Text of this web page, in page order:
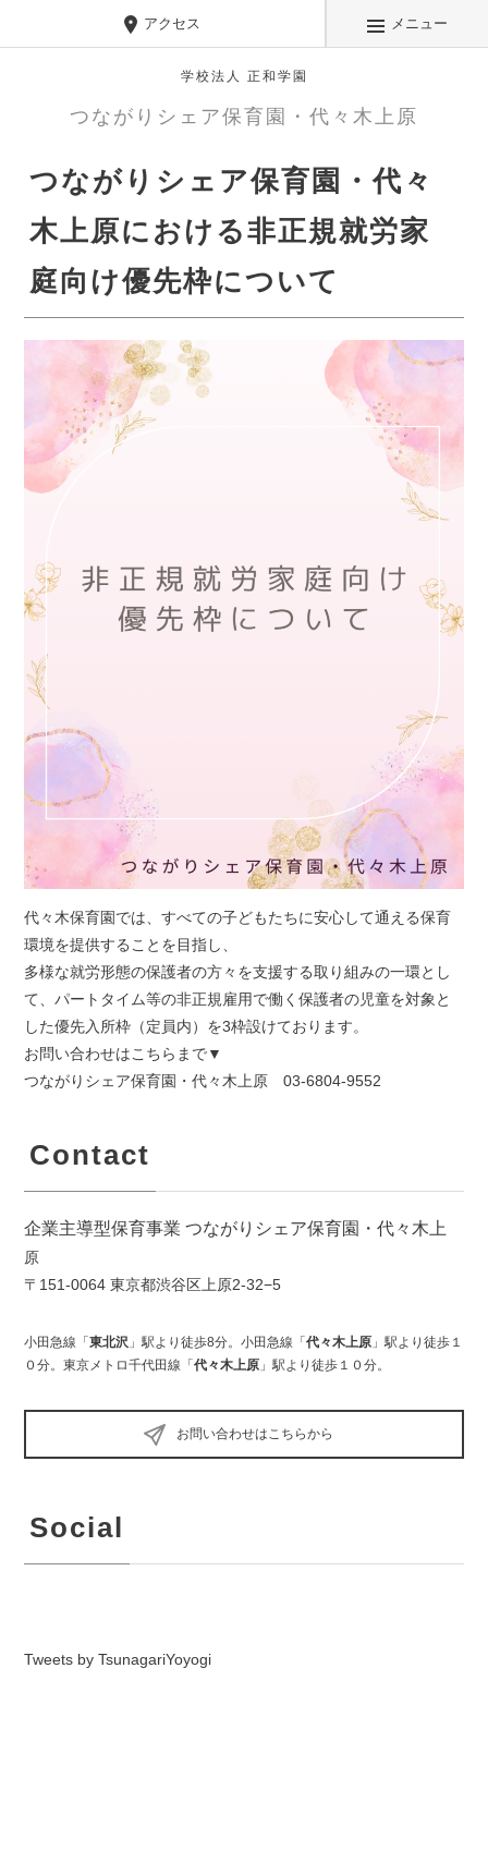
アクセス メニュー
学校法人 正和学園
つながりシェア保育園・代々木上原
つながりシェア保育園・代々
木上原における非正規就労家
庭向け優先枠について
代々木保育園では、すべての子どもたちに安心して通える保育
環境を提供することを目指し、
多様な就労形態の保護者の方々を支援する取り組みの一環とし
て、パートタイム等の非正規雇用で働く保護者の児童を対象と
した優先入所枠（定員内）を3枠設けております。
お問い合わせはこちらまで▼
つながりシェア保育園・代々木上原 03-6804-9552
Contact
企業主導型保育事業 つながりシェア保育園・代々木上
原
〒151-0064 東京都渋谷区上原2-32−5
小田急線「東北沢 」駅より徒歩8分。小田急線「代々木上原 」駅より徒歩１
０分。東京メトロ千代田線「代々木上原 」駅より徒歩１０分。
お問い合わせはこちらから
Social
Tweets by TsunagariYoyogi